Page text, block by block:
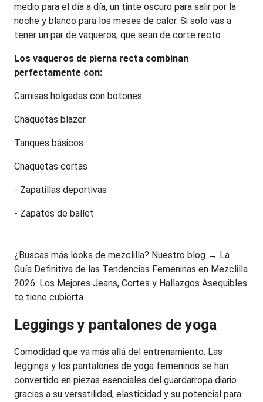
medio para el día a día, un tinte oscuro para salir por la
noche y blanco para los meses de calor. Si solo vas a
tener un par de vaqueros, que sean de corte recto.
Los vaqueros de pierna recta combinan
perfectamente con:
Camisas holgadas con botones
Chaquetas blazer
Tanques básicos
Chaquetas cortas
- Zapatillas deportivas
- Zapatos de ballet
¿Buscas más looks de mezclilla? Nuestro blog → La
Guía Definitiva de las Tendencias Femeninas en Mezclilla
2026: Los Mejores Jeans, Cortes y Hallazgos Asequibles
te tiene cubierta.
Leggings y pantalones de yoga
Comodidad que va más allá del entrenamiento. Las
leggings y los pantalones de yoga femeninos se han
convertido en piezas esenciales del guardarropa diario
gracias a su versatilidad, elasticidad y su potencial para